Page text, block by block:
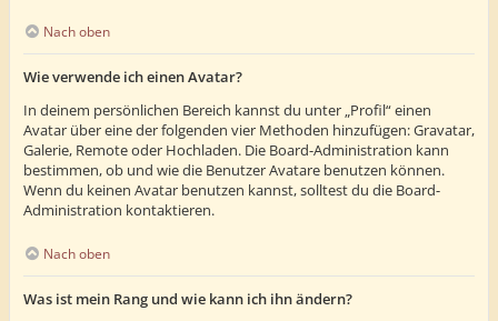
Nach oben
Wie verwende ich einen Avatar?
In deinem persönlichen Bereich kannst du unter „Profil“ einen
Avatar über eine der folgenden vier Methoden hinzufügen: Gravatar,
Galerie, Remote oder Hochladen. Die Board-Administration kann
bestimmen, ob und wie die Benutzer Avatare benutzen können.
Wenn du keinen Avatar benutzen kannst, solltest du die Board-
Administration kontaktieren.
Nach oben
Was ist mein Rang und wie kann ich ihn ändern?